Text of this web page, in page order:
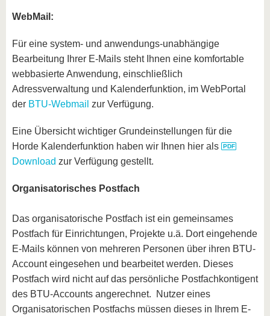
WebMail:
Für eine system- und anwendungs-unabhängige
Bearbeitung Ihrer E-Mails steht Ihnen eine komfortable
webbasierte Anwendung, einschließlich
Adressverwaltung und Kalenderfunktion, im WebPortal
der BTU-Webmail zur Verfügung.
Eine Übersicht wichtiger Grundeinstellungen für die
Horde Kalenderfunktion haben wir Ihnen hier als
Download zur Verfügung gestellt.
Organisatorisches Postfach
Das organisatorische Postfach ist ein gemeinsames
Postfach für Einrichtungen, Projekte u.ä. Dort eingehende
E-Mails können von mehreren Personen über ihren BTU-
Account eingesehen und bearbeitet werden. Dieses
Postfach wird nicht auf das persönliche Postfachkontigent
des BTU-Accounts angerechnet. Nutzer eines
Organisatorischen Postfachs müssen dieses in Ihrem E-